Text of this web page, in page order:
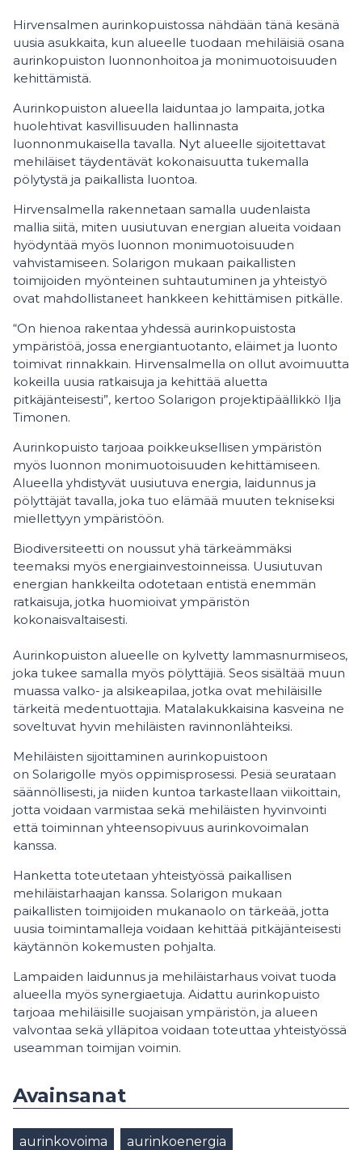
Hirvensalmen aurinkopuistossa nähdään tänä kesänä
uusia asukkaita, kun alueelle tuodaan mehiläisiä osana
aurinkopuiston luonnonhoitoa ja monimuotoisuuden
kehittämistä.
Aurinkopuiston alueella laiduntaa jo lampaita, jotka
huolehtivat kasvillisuuden hallinnasta
luonnonmukaisella tavalla. Nyt alueelle sijoitettavat
mehiläiset täydentävät kokonaisuutta tukemalla
pölytystä ja paikallista luontoa.
Hirvensalmella rakennetaan samalla uudenlaista
mallia siitä, miten uusiutuvan energian alueita voidaan
hyödyntää myös luonnon monimuotoisuuden
vahvistamiseen. Solarigon mukaan paikallisten
toimijoiden myönteinen suhtautuminen ja yhteistyö
ovat mahdollistaneet hankkeen kehittämisen pitkälle.
“On hienoa rakentaa yhdessä aurinkopuistosta
ympäristöä, jossa energiantuotanto, eläimet ja luonto
toimivat rinnakkain. Hirvensalmella on ollut avoimuutta
kokeilla uusia ratkaisuja ja kehittää aluetta
pitkäjänteisesti”, kertoo Solarigon projektipäällikkö Ilja
Timonen.
Aurinkopuisto tarjoaa poikkeuksellisen ympäristön
myös luonnon monimuotoisuuden kehittämiseen.
Alueella yhdistyvät uusiutuva energia, laidunnus ja
pölyttäjät tavalla, joka tuo elämää muuten tekniseksi
miellettyyn ympäristöön.
Biodiversiteetti on noussut yhä tärkeämmäksi
teemaksi myös energiainvestoinneissa. Uusiutuvan
energian hankkeilta odotetaan entistä enemmän
ratkaisuja, jotka huomioivat ympäristön
kokonaisvaltaisesti.
Aurinkopuiston alueelle on kylvetty lammasnurmiseos,
joka tukee samalla myös pölyttäjiä. Seos sisältää muun
muassa valko- ja alsikeapilaa, jotka ovat mehiläisille
tärkeitä medentuottajia. Matalakukkaisina kasveina ne
soveltuvat hyvin mehiläisten ravinnonlähteiksi.
Mehiläisten sijoittaminen aurinkopuistoon
on Solarigolle myös oppimisprosessi. Pesiä seurataan
säännöllisesti, ja niiden kuntoa tarkastellaan viikoittain,
jotta voidaan varmistaa sekä mehiläisten hyvinvointi
että toiminnan yhteensopivuus aurinkovoimalan
kanssa.
Hanketta toteutetaan yhteistyössä paikallisen
mehiläistarhaajan kanssa. Solarigon mukaan
paikallisten toimijoiden mukanaolo on tärkeää, jotta
uusia toimintamalleja voidaan kehittää pitkäjänteisesti
käytännön kokemusten pohjalta.
Lampaiden laidunnus ja mehiläistarhaus voivat tuoda
alueella myös synergiaetuja. Aidattu aurinkopuisto
tarjoaa mehiläisille suojaisan ympäristön, ja alueen
valvontaa sekä ylläpitoa voidaan toteuttaa yhteistyössä
useamman toimijan voimin.
Avainsanat
aurinkovoima aurinkoenergia